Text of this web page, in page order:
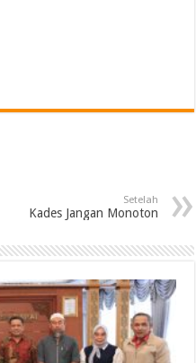
Setelah
Kades Jangan Monoton